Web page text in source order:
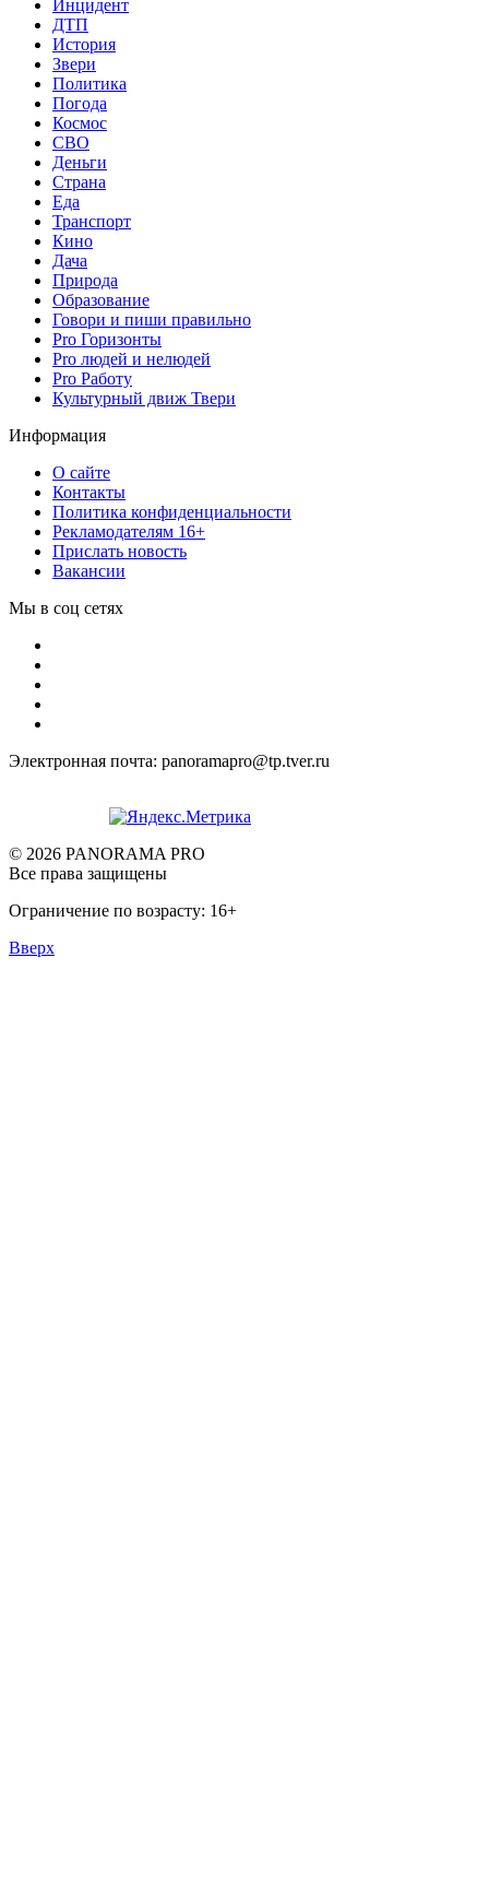
Инцидент
ДТП
История
Звери
Политика
Погода
Космос
СВО
Деньги
Страна
Еда
Транспорт
Кино
Дача
Природа
Образование
Говори и пиши правильно
Pro Горизонты
Pro людей и нелюдей
Pro Работу
Культурный движ Твери
Информация
О сайте
Контакты
Политика конфиденциальности
Рекламодателям 16+
Прислать новость
Вакансии
Мы в соц сетях
Электронная почта: panoramapro@tp.tver.ru
© 2026 PANORAMA PRO
Все права защищены
Ограничение по возрасту: 16+
Вверх